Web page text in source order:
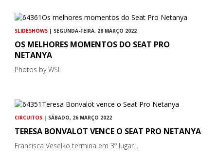
SLIDESHOWS | SEGUNDA-FEIRA, 28 MARÇO 2022
OS MELHORES MOMENTOS DO SEAT PRO
NETANYA
Photos by WSL
CIRCUITOS | SÁBADO, 26 MARÇO 2022
TERESA BONVALOT VENCE O SEAT PRO NETANYA
Francisca Veselko termina em 3º lugar...